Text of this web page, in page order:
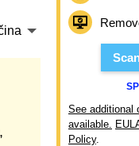
See additional
available.
Policy.